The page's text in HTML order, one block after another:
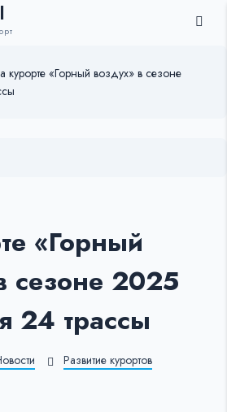
курорте «Горный воздух» в сезоне
«Горный
сезоне 2025
24 трассы
Развитие курортов